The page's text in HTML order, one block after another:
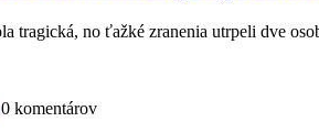
tragická, no ťažké zranenia utrpeli dve
0 komentárov